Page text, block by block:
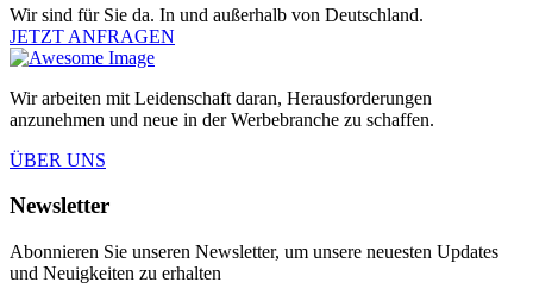
Wir sind für Sie da. In und außerhalb von Deutschland.
JETZT ANFRAGEN
Wir arbeiten mit Leidenschaft daran, Herausforderungen
anzunehmen und neue in der Werbebranche zu schaffen.
ÜBER UNS
Newsletter
Abonnieren Sie unseren Newsletter, um unsere neuesten Updates
und Neuigkeiten zu erhalten